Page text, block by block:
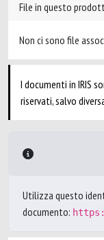
File in questo
Non ci sono file
I documenti in IRIS
riservati, salvo
Utilizza questo
documento: